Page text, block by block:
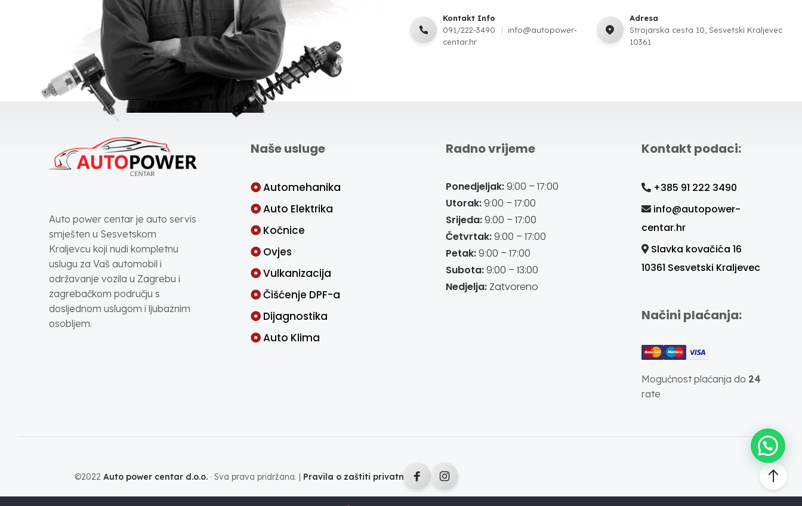
Kontakt Info
091/222-3490
info@autopower-
centar.hr
Adresa
Strojarska cesta 10, Sesvetski Kraljevec
10361
Auto power centar je auto servis
smješten u Sesvetskom
Kraljevcu koji nudi kompletnu
uslugu za Vaš automobil i
održavanje vozila u Zagrebu i
zagrebačkom području s
dosljednom uslugom i ljubaznim
osobljem.
Naše usluge
Automehanika
Auto Elektrika
Kočnice
Ovjes
Vulkanizacija
Čišćenje DPF-a
Dijagnostika
Auto Klima
Radno vrijeme
Ponedjeljak:9:00 – 17:00
Utorak:9:00 – 17:00
Srijeda:9:00 – 17:00
Četvrtak:9:00 – 17:00
Petak:9:00 – 17:00
Subota:9:00 – 13:00
Nedjelja: Zatvoreno
Kontakt podaci:
+385 91 222 3490
info@autopower-
centar.hr
Slavka kovačića 16
10361 Sesvetski Kraljevec
Načini plaćanja:
Mogućnost plaćanja do 24
rate
©2022 Auto power centar d.o.o.· Sva prava pridržana. | Pravila o zaštiti privatnosti